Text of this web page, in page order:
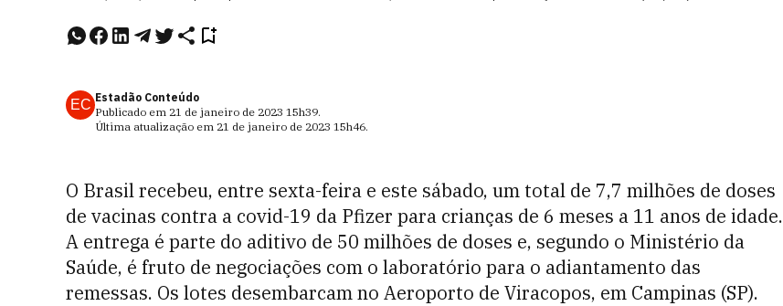
EC Estadão Conteúdo
Publicado em 21 de janeiro de 2023 15h39.
Última atualização em 21 de janeiro de 2023 15h46.
O Brasil recebeu, entre sexta-feira e este sábado, um total de 7,7 milhões de doses
de vacinas contra a covid-19 da Pfizer para crianças de 6 meses a 11 anos de idade.
A entrega é parte do aditivo de 50 milhões de doses e, segundo o Ministério da
Saúde, é fruto de negociações com o laboratório para o adiantamento das
remessas. Os lotes desembarcam no Aeroporto de Viracopos, em Campinas (SP).